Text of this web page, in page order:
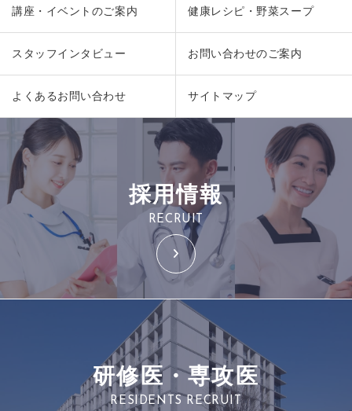
講座・イベントのご案内 健康レシピ・野菜スープ
スタッフインタビュー お問い合わせのご案内
よくあるお問い合わせ サイトマップ
採用情報
RECRUIT
研修医・専攻医
RESIDENTS RECRUIT